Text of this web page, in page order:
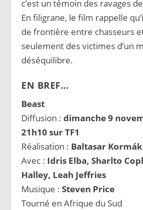
c’est un témoin des ravages
En filigrane, le film rappelle
de frontière entre chasseurs
seulement des victimes d’un
déséquilibre.
EN BREF…
Beast
Diffusion :dimanche 9
21h10 sur TF1
Réalisation : Baltasar
Avec : Idris Elba, Sharlto
Halley, Leah Jeffries
Musique :Steven Price
Tourné en Afrique du Sud